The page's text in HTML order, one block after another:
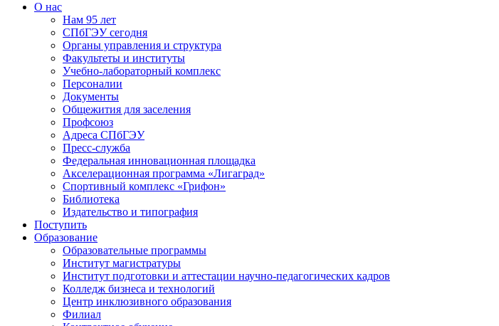
О нас
Нам 95 лет
СПбГЭУ сегодня
Органы управления и структура
Факультеты и институты
Учебно-лабораторный комплекс
Персоналии
Документы
Общежития для заселения
Профсоюз
Адреса СПбГЭУ
Пресс-служба
Федеральная инновационная площадка
Акселерационная программа «Лигаград»­­
Спортивный комплекс «Грифон»
Библиотека
Издательство и типография
Поступить
Образование
Образовательные программы
Институт магистратуры
Институт подготовки и аттестации научно-педагогических кадров
Колледж бизнеса и технологий
Центр инклюзивного образования
Филиал